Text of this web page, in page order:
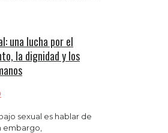
una lucha por el
la dignidad y los
sexual es hablar de
embargo,